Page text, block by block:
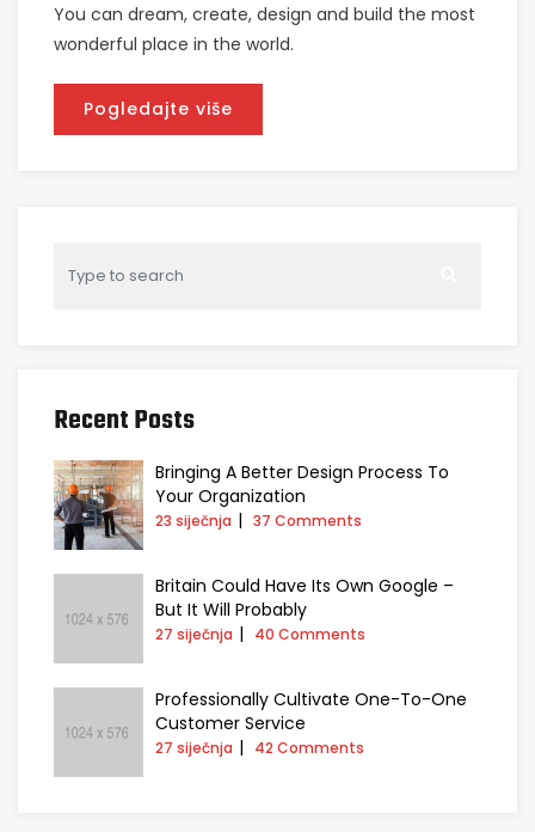
You can dream, create, design and build the most
wonderful place in the world.
Pogledajte više
Recent Posts
Bringing A Better Design Process To
Your Organization
23 siječnja 37 Comments
Britain Could Have Its Own Google –
But It Will Probably
27 siječnja 40 Comments
Professionally Cultivate One-To-One
Customer Service
27 siječnja 42 Comments